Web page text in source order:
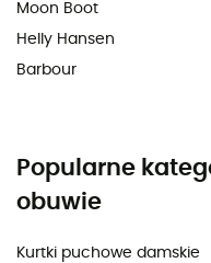
Moon Boot
Helly Hansen
Barbour
Popularne
obuwie
Kurtki puchowe damskie